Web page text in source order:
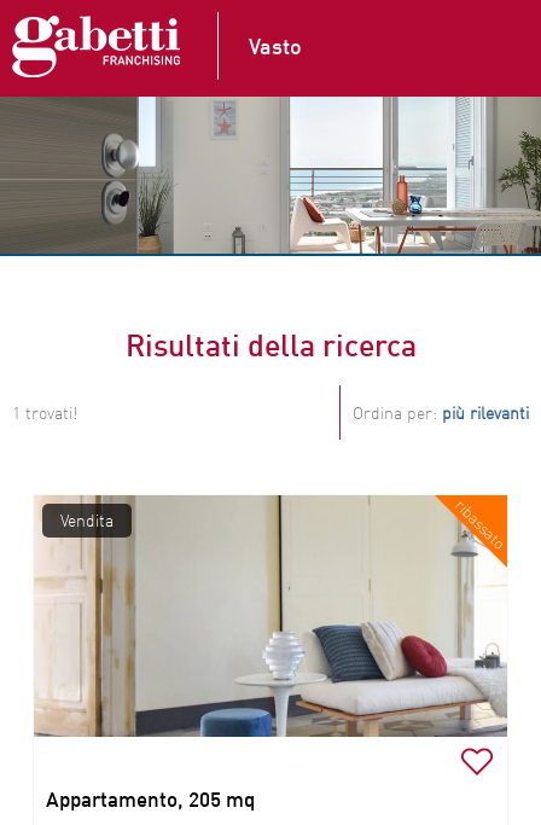
Vasto
Risultati della ricerca
1 trovati! Ordina per: più rilevanti
Vendita ribassato
Appartamento, 205 mq